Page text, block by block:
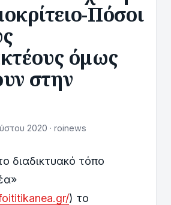
Πόσοι
όμως
στην
2020 · roinews
διαδικτυακό τόπο
) το